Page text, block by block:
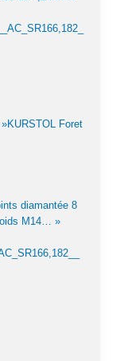
Foret
diamantée 8
M14… »